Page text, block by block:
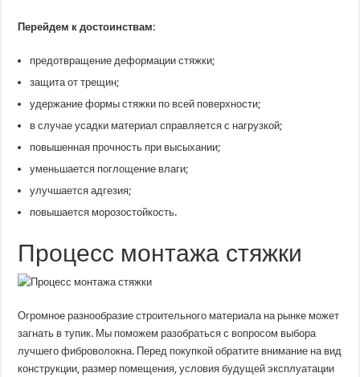
Перейдем к достоинствам:
предотвращение деформации стяжки;
защита от трещин;
удержание формы стяжки по всей поверхности;
в случае усадки материал справляется с нагрузкой;
повышенная прочность при высыхании;
уменьшается поглощение влаги;
улучшается адгезия;
повышается морозостойкость.
Процесс монтажа стяжки
Огромное разнообразие строительного материала на рынке может
загнать в тупик. Мы поможем разобраться с вопросом выбора
лучшего фиброволокна. Перед покупкой обратите внимание на вид
конструкции, размер помещения, условия будущей эксплуатации